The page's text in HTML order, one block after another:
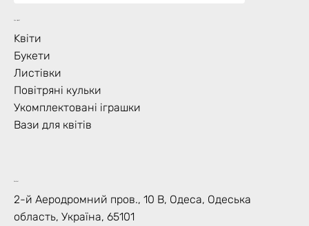
Що Цвіте?
Kвіти
Букети
Листівки
Повітряні кульки
Укомплектовані іграшки
Вази для квітів
Контакт
2-й Аеродромний пров., 10 В, Одеса, Одеська
область, Україна, 65101